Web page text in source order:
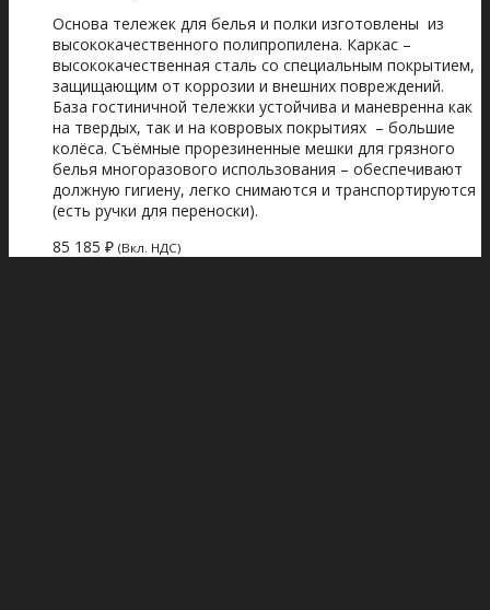
Основа тележек для белья и полки изготовлены из
высококачественного полипропилена. Каркас –
высококачественная сталь со специальным покрытием,
защищающим от коррозии и внешних повреждений.
База гостиничной тележки устойчива и маневренна как
на твердых, так и на ковровых покрытиях – большие
колёса. Съёмные прорезиненные мешки для грязного
белья многоразового использования – обеспечивают
должную гигиену, легко снимаются и транспортируются
(есть ручки для переноски).
85 185 ₽ (Вкл. НДС)